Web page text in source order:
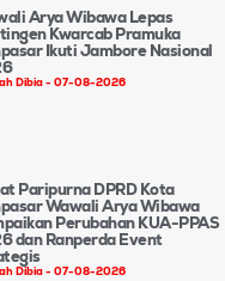
Arya Wibawa Lepas
Kwarcab Pramuka
Ikuti Jambore Nasional
Dibia 07-08-2026
Paripurna DPRD Kota
Wawali Arya Wibawa
Perubahan KUA-PPAS
dan Ranperda Event
Dibia 07-08-2026